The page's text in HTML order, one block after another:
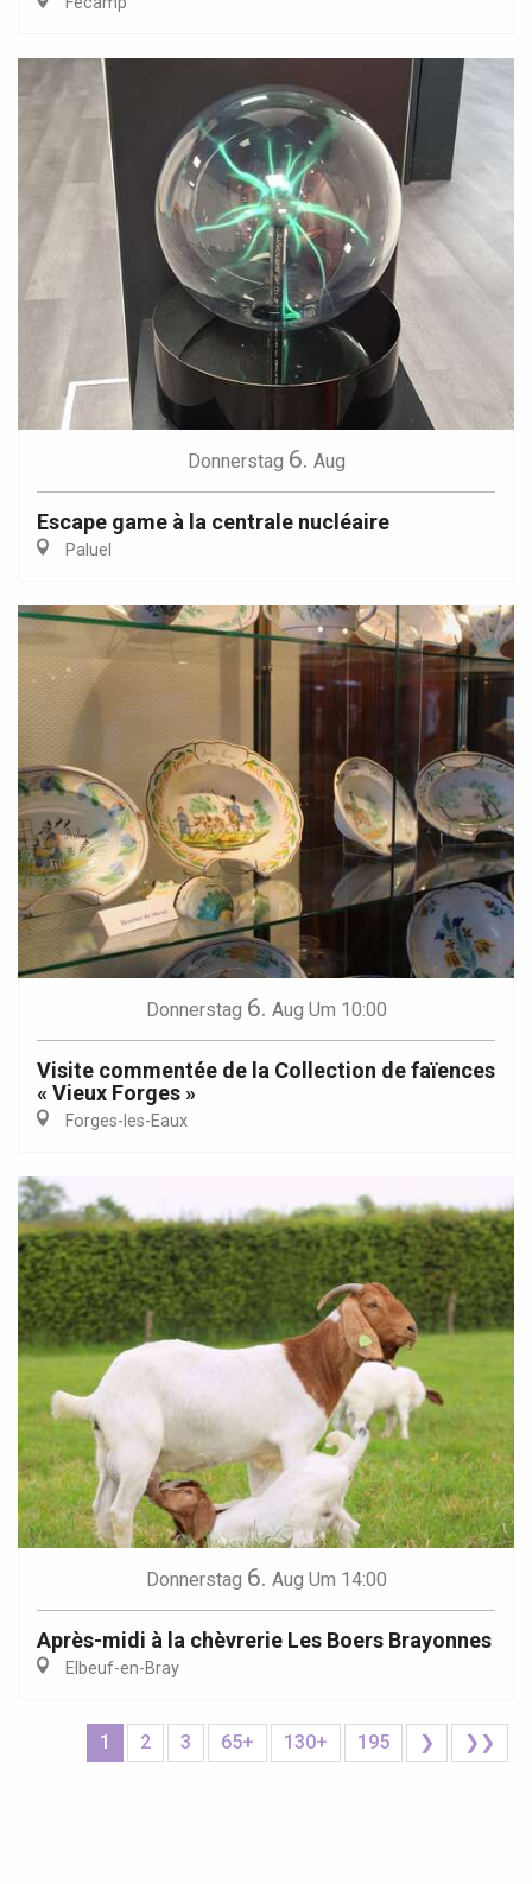
Donnerstag 6. Aug
Escape game à la centrale nucléaire
Paluel
Donnerstag 6. Aug Um 10:00
Visite commentée de la Collection de faïences
« Vieux Forges »
Forges-les-Eaux
Donnerstag 6. Aug Um 14:00
Après-midi à la chèvrerie Les Boers Brayonnes
Elbeuf-en-Bray
1 2 3 65+ 130+ 195 ❯ ❯❯